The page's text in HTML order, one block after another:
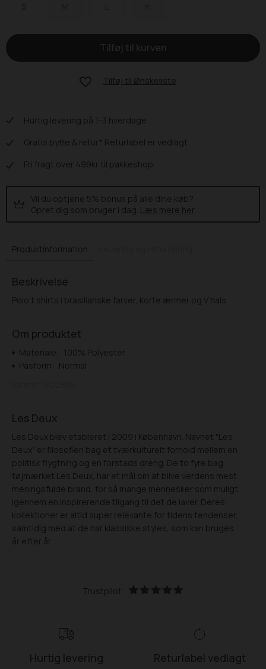
S L
Tilføj til Ønskeliste
Hurtig levering på 1-3 hverdage
Gratis bytte & retur* Returlabel er vedlagt
Fri fragt over 499kr til pakkeshop
Vil du optjene 5% bonus på alle dine køb?
Opret dig som bruger i dag. Læs mere her
Produktinformation
Beskrivelse
Polo t shirts i brasilianske farver, korte ærmer og V hals.
Om produktet
Materiale:
100% Polyester
Pasform:
Normal
Les Deux
Les Deux blev etableret i 2009 i København. Navnet "Les
Deux" er filosofien bag et tværkulturelt forhold mellem en
politisk flygtning og en forstads dreng. De to fyre bag
tøjmærket Les Deux, har et mål om at blive verdens mest
meningsfulde brand, for så mange mennesker som muligt,
igennem en inspirerende tilgang til det de laver. Deres
kollektioner er altid super relevante for tidens tendenser,
samtidig med at de har klassiske styles, som kan bruges
år efter år.
Trustpilot
Hurtig levering Returlabel vedlagt